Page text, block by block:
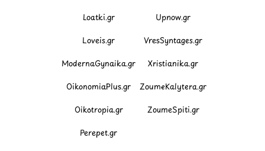
Loatki.gr Upnow.gr
Loveis.gr VresSyntages.gr
ModernaGynaika.gr Xristianika.gr
OikonomiaPlus.gr ZoumeKalytera.gr
Oikotropia.gr ZoumeSpiti.gr
Perepet.gr